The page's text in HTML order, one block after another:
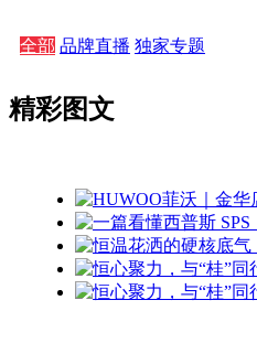
全部 品牌直播 独家专题
精彩图文